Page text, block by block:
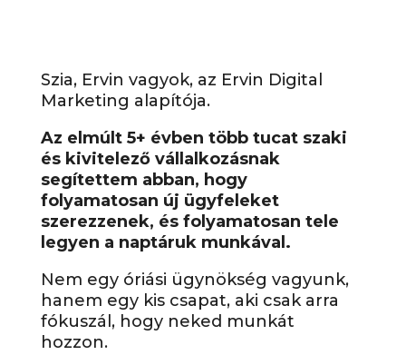
Szia, Ervin vagyok, az Ervin Digital
Marketing alapítója.
Az elmúlt 5+ évben több tucat szaki
és kivitelező vállalkozásnak
segítettem abban, hogy
folyamatosan új ügyfeleket
szerezzenek, és folyamatosan tele
legyen a naptáruk munkával.
Nem egy óriási ügynökség vagyunk,
hanem egy kis csapat, aki csak arra
fókuszál, hogy neked munkát
hozzon.